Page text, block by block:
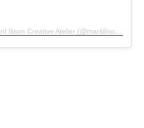
Публикация от Marit Ilison Creative Atelier (@maritilisoncreativeatelier)